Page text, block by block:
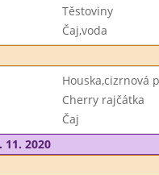
Těstoviny
Čaj,voda
Houska,cizrnová
Cherry rajčátka
Čaj
11. 2020